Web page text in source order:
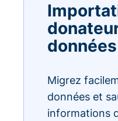
données
Migrez
données et
informations